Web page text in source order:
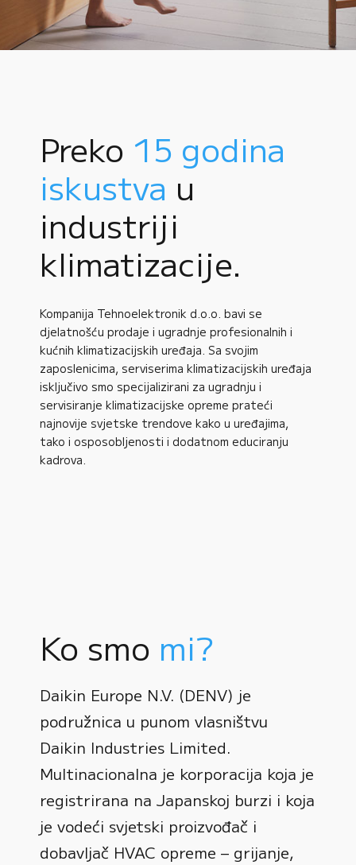
Preko 15 godina
iskustva u
industriji
klimatizacije.
Kompanija Tehnoelektronik d.o.o. bavi se
djelatnošću prodaje i ugradnje profesionalnih i
kućnih klimatizacijskih uređaja. Sa svojim
zaposlenicima, serviserima klimatizacijskih uređaja
isključivo smo specijalizirani za ugradnju i
servisiranje klimatizacijske opreme prateći
najnovije svjetske trendove kako u uređajima,
tako i osposobljenosti i dodatnom educiranju
kadrova.
Ko smo mi?
Daikin Europe N.V. (DENV) je
podružnica u punom vlasništvu
Daikin Industries Limited.
Multinacionalna je korporacija koja je
registrirana na Japanskoj burzi i koja
je vodeći svjetski proizvođač i
dobavljač HVAC opreme – grijanje,
0